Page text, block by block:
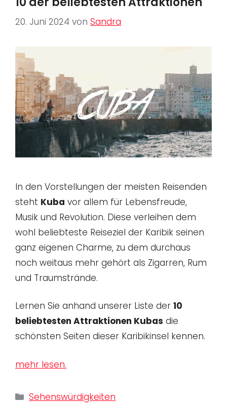
20. Juni 2024 von Sandra
In den Vorstellungen der meisten Reisenden
steht Kuba vor allem für Lebensfreude,
Musik und Revolution. Diese verleihen dem
wohl beliebteste Reiseziel der Karibik seinen
ganz eigenen Charme, zu dem durchaus
noch weitaus mehr gehört als Zigarren, Rum
und Traumstrände.
Lernen Sie anhand unserer Liste der 10
beliebtesten Attraktionen Kubas die
schönsten Seiten dieser Karibikinsel kennen.
mehr lesen.
Kategorien
Sehenswürdigkeiten